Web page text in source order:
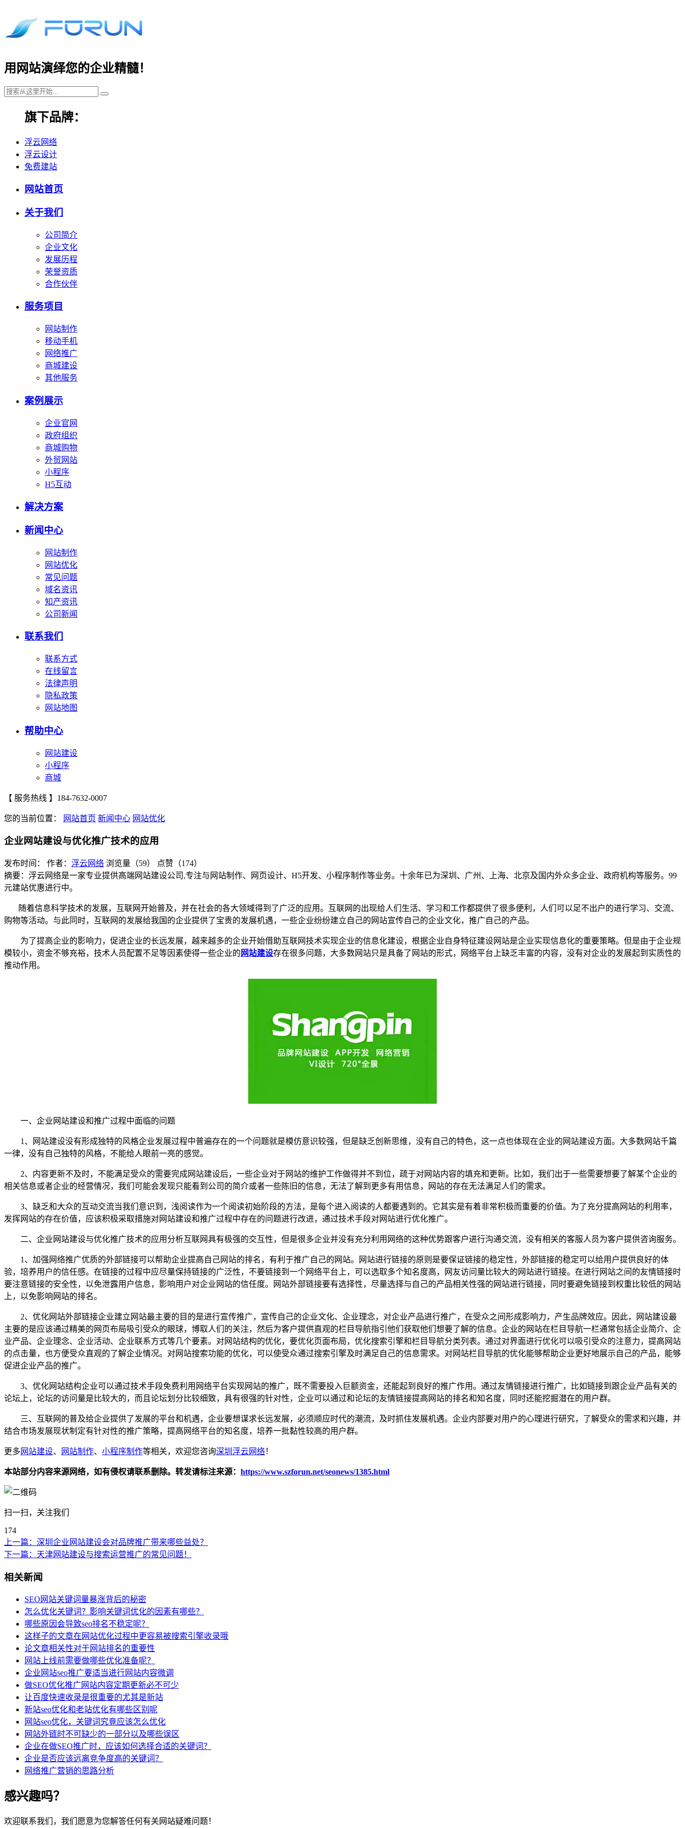
用网站演绎您的企业精髓！
旗下品牌：
浮云网络
浮云设计
免费建站
网站首页
关于我们
公司简介
企业文化
发展历程
荣誉资质
合作伙伴
服务项目
网站制作
移动手机
网络推广
商城建设
其他服务
案例展示
企业官网
政府组织
商城购物
外贸网站
小程序
H5互动
解决方案
新闻中心
网站制作
网站优化
常见问题
域名资讯
知产资讯
公司新闻
联系我们
联系方式
在线留言
法律声明
隐私政策
网站地图
帮助中心
网站建设
小程序
商城
【 服务热线 】 184-7632-0007
您的当前位置： 网站首页 新闻中心 网站优化
企业网站建设与优化推广技术的应用
发布时间： 作者： 浮云网络 浏览量（59）
点赞（174）
摘要：浮云网络是一家专业提供高端网站建设公司,专注与网站制作、网页设计、H5开发、小程序制作等业务。十余年已为深圳、广州、上海、北京及国内外众多企业、政府机构等服务。99
元建站优惠进行中。
随着信息科学技术的发展，互联网开始普及，并在社会的各大领域得到了广泛的应用。互联网的出现给人们生活、学习和工作都提供了很多便利，人们可以足不出户的进行学习、交流、
购物等活动。与此同时，互联网的发展给我国的企业提供了宝贵的发展机遇，一些企业纷纷建立自己的网站宣传自己的企业文化，推广自己的产品。
为了提高企业的影响力，促进企业的长远发展，越来越多的企业开始借助互联网技术实现企业的信息化建设，根据企业自身特征建设网站是企业实现信息化的重要策略。但是由于企业规
模较小，资金不够充裕，技术人员配置不足等因素使得一些企业的 网站建设存在很多问题，大多数网站只是具备了网站的形式，网络平台上缺乏丰富的内容，没有对企业的发展起到实质性的
推动作用。
一、企业网站建设和推广过程中面临的问题
1、网站建设没有形成独特的风格企业发展过程中普遍存在的一个问题就是模仿意识较强，但是缺乏创新思维，没有自己的特色，这一点也体现在企业的网站建设方面。大多数网站千篇
一律，没有自己独特的风格，不能给人眼前一亮的感觉。
2、内容更新不及时，不能满足受众的需要完成网站建设后，一些企业对于网站的维护工作做得并不到位，疏于对网站内容的填充和更新。比如，我们出于一些需要想要了解某个企业的
相关信息或者企业的经营情况，我们可能会发现只能看到公司的简介或者一些陈旧的信息，无法了解到更多有用信息，网站的存在无法满足人们的需求。
3、缺乏和大众的互动交流当我们意识到，浅阅读作为一个阅读初始阶段的方法，是每个进入阅读的人都要遇到的。它其实是有着非常积极而重要的价值。为了充分提高网站的利用率，
发挥网站的存在价值，应该积极采取措施对网站建设和推广过程中存在的问题进行改进，通过技术手段对网站进行优化推广。
二、企业网站建设与优化推广技术的应用分析互联网具有极强的交互性，但是很多企业并没有充分利用网络的这种优势跟客户进行沟通交流，没有相关的客服人员为客户提供咨询服务。
1、加强网络推广优质的外部链接可以帮助企业提高自己网站的排名，有利于推广自己的网站。网站进行链接的原则是要保证链接的稳定性，外部链接的稳定可以给用户提供良好的体
验，培养用户的信任感。在链接的过程中应尽量保持链接的广泛性，不要链接到一个网络平台上，可以选取多个知名度高，网友访问量比较大的网站进行链接。在进行网站之间的友情链接时
要注意链接的安全性，以免泄露用户信息，影响用户对企业网站的信任度。网站外部链接要有选择性，尽量选择与自己的产品相关性强的网站进行链接，同时要避免链接到权重比较低的网站
上，以免影响网站的排名。
2、优化网站外部链接企业建立网站最主要的目的是进行宣传推广，宣传自己的企业文化、企业理念，对企业产品进行推广，在受众之间形成影响力，产生品牌效应。因此，网站建设最
主要的是应该通过精美的网页布局吸引受众的眼球，博取人们的关注，然后为客户提供直观的栏目导航指引他们获取他们想要了解的信息。企业的网站在栏目导航一栏通常包括企业简介、企
业产品、企业理念、企业活动、企业联系方式等几个要素。对网站结构的优化，要优化页面布局，优化搜索引擎和栏目导航分类列表。通过对界面进行优化可以吸引受众的注意力，提高网站
的点击量，也方便受众直观的了解企业情况。对网站搜索功能的优化，可以使受众通过搜索引擎及时满足自己的信息需求。对网站栏目导航的优化能够帮助企业更好地展示自己的产品，能够
促进企业产品的推广。
3、优化网站结构企业可以通过技术手段免费利用网络平台实现网站的推广，既不需要投入巨额资金，还能起到良好的推广作用。通过友情链接进行推广，比如链接到跟企业产品有关的
论坛上，论坛的访问量是比较大的，而且论坛划分比较细致，具有很强的针对性，企业可以通过和论坛的友情链接提高网站的排名和知名度，同时还能挖掘潜在的用户群。
三、互联网的普及给企业提供了发展的平台和机遇，企业要想谋求长远发展，必须顺应时代的潮流，及时抓住发展机遇。企业内部要对用户的心理进行研究，了解受众的需求和兴趣，并
结合市场发展现状制定有针对性的推广策略，提高网络平台的知名度，培养一批黏性较高的用户群。
更多 网站建设、 网站制作、 小程序制作等相关，欢迎您咨询深圳浮云网络！
本站部分内容来源网络，如有侵权请联系删除。转发请标注来源： https://www.szforun.net/seonews/1385.html
扫一扫，关注我们
174
上一篇： 深圳企业网站建设会对品牌推广带来哪些益处？
下一篇： 天津网站建设与搜索运营推广的常见问题！
相关新闻
SEO网站关键词量暴涨背后的秘密
怎么优化关键词？影响关键词优化的因素有哪些？
哪些原因会导致seo排名不稳定呢？
这样子的文章在网站优化过程中更容易被搜索引擎收录哦
论文章相关性对于网站排名的重要性
网站上线前需要做哪些优化准备呢？
企业网站seo推广要适当进行网站内容微调
做SEO优化推广网站内容定期更新必不可少
让百度快速收录是很重要的尤其是新站
新站seo优化和老站优化有哪些区别呢
网站seo优化，关键词究竟应该怎么优化
网站外链时不可缺少的一部分以及哪些误区
企业在做SEO推广时，应该如何选择合适的关键词？
企业是否应该远离竞争度高的关键词？
网络推广营销的思路分析
感兴趣吗？
欢迎联系我们，我们愿意为您解答任何有关网站疑难问题！